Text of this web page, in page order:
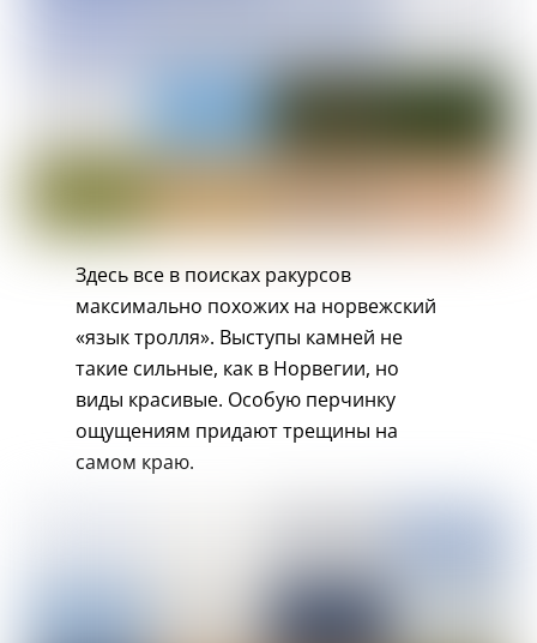
Здесь все в поисках ракурсов
максимально похожих на норвежский
«язык тролля». Выступы камней не
такие сильные, как в Норвегии, но
виды красивые. Особую перчинку
ощущениям придают трещины на
самом краю.